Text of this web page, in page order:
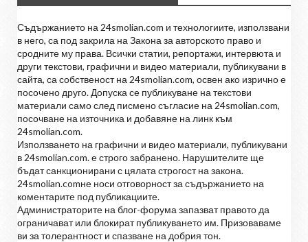
Съдържанието на 24smolian.com и технологиите, използвани
в него, са под закрила на Закона за авторското право и
сродните му права. Всички статии, репортажи, интервюта и
други текстови, графични и видео материали, публикувани в
сайта, са собственост на 24smolian.com, освен ако изрично е
посочено друго. Допуска се публикуване на текстови
материали само след писмено съгласие на 24smolian.com,
посочване на източника и добавяне на линк към
24smolian.com.
Използването на графични и видео материали, публикувани
в 24smolian.com. е строго забранено. Нарушителите ще
бъдат санкционирани с цялата строгост на закона.
24smolian.comне носи отговорност за съдържанието на
коментарите под публикациите.
Администраторите на блог-форума запазват правото да
ограничават или блокират публикуването им. Призоваваме
ви за толерантност и спазване на добрия тон.